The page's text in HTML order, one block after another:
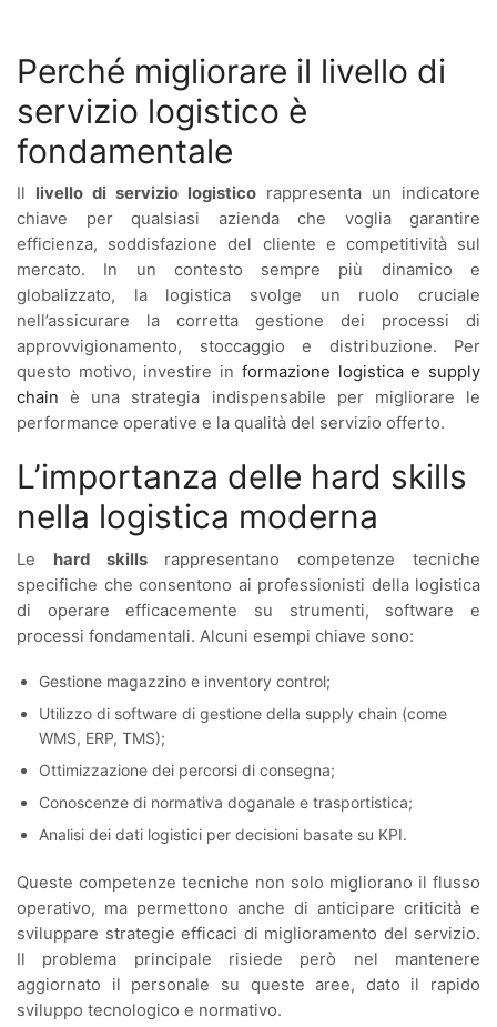
Perché migliorare il livello di
servizio logistico è
fondamentale
Il livello di servizio logistico rappresenta un indicatore
chiave per qualsiasi azienda che voglia garantire
efficienza, soddisfazione del cliente e competitività sul
mercato. In un contesto sempre più dinamico e
globalizzato, la logistica svolge un ruolo cruciale
nell’assicurare la corretta gestione dei processi di
approvvigionamento, stoccaggio e distribuzione. Per
questo motivo, investire in formazione logistica e supply
chain è una strategia indispensabile per migliorare le
performance operative e la qualità del servizio offerto.
L’importanza delle hard skills
nella logistica moderna
Le hard skillsrappresentano competenze tecniche
specifiche che consentono ai professionisti della logistica
di operare efficacemente su strumenti, software e
processi fondamentali. Alcuni esempi chiave sono:
Gestione magazzino e inventory control;
Utilizzo di software di gestione della supply chain (come
WMS, ERP, TMS);
Ottimizzazione dei percorsi di consegna;
Conoscenze di normativa doganale e trasportistica;
Analisi dei dati logistici per decisioni basate su KPI.
Queste competenze tecniche non solo migliorano il flusso
operativo, ma permettono anche di anticipare criticità e
sviluppare strategie efficaci di miglioramento del servizio.
Il problema principale risiede però nel mantenere
aggiornato il personale su queste aree, dato il rapido
sviluppo tecnologico e normativo.